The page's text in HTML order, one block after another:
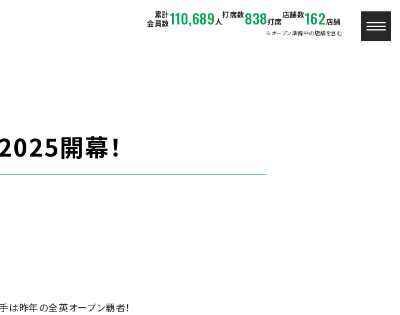
累計
会員数110,689 人
打席数838打席
店舗数162店舗
※オープン準備中の店舗を含む
開幕！
は昨年の全英オープン覇者！